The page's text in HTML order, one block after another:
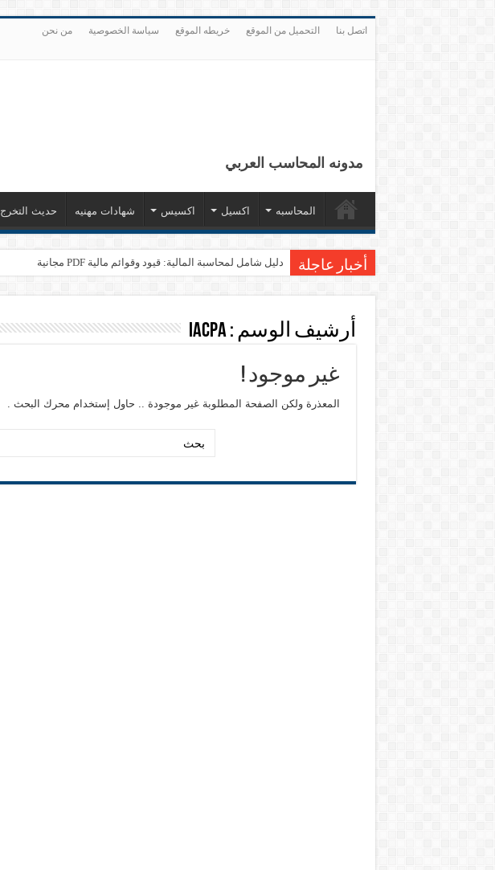
اتصل بنا التحميل من الموقع خريطه الموقع سياسة الخصوصية من نحن
مدونه المحاسب العربي
المحاسبه اكسيل اكسيس شهادات مهنيه حديث التخرج
أخبار عاجلة دليل شامل لمحاسبة المالية: قيود وقوائم مالية PDF مجانية
أرشيف الوسم :IACPA
غير موجود !
المعذرة ولكن الصفحة المطلوبة غير موجودة .. حاول إستخدام محرك البحث .